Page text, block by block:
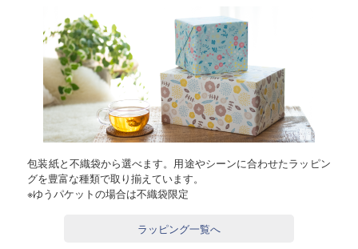
包装紙と不織袋から選べます。用途やシーンに合わせたラッピン
グを豊富な種類で取り揃えています。
※ゆうパケットの場合は不織袋限定
ラッピング一覧へ